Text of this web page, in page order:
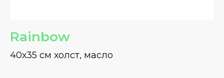
Rainbow
40х35 см холст, масло